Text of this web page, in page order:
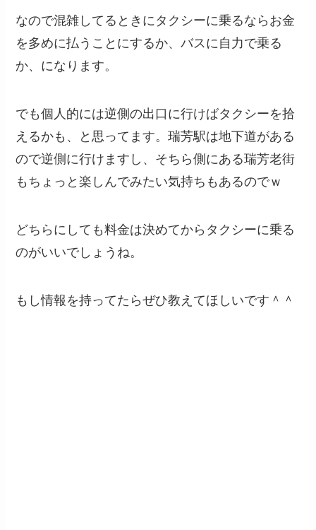
なので混雑してるときにタクシーに乗るならお金
を多めに払うことにするか、バスに自力で乗る
か、になります。
でも個人的には逆側の出口に行けばタクシーを拾
えるかも、と思ってます。瑞芳駅は地下道がある
ので逆側に行けますし、そちら側にある瑞芳老街
もちょっと楽しんでみたい気持ちもあるのでｗ
どちらにしても料金は決めてからタクシーに乗る
のがいいでしょうね。
もし情報を持ってたらぜひ教えてほしいです＾＾